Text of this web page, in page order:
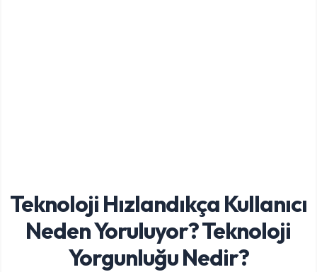
Teknoloji Hızlandıkça Kullanıcı
Neden Yoruluyor? Teknoloji
Yorgunluğu Nedir?